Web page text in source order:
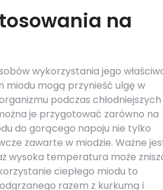
na
wykorzystania jego
miodu mogą przynieść ulgę w
podczas chłodniejszych
je przygotować zarówno na
do gorącego napoju nie tylko
zawarte w miodzie. Ważne
wysoka temperatura może
ciepłego miodu to
razem z kurkumą i